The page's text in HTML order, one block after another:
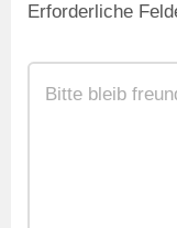
Erforderliche